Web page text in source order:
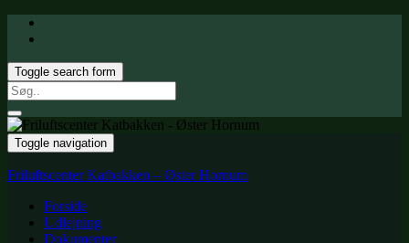
Toggle search form
Search
for:
Toggle navigation
Friluftscenter Katbakken – Øster Hornum
Forside
Udlejning
Dokumenter